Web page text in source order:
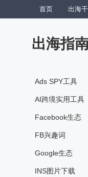
首页 出海
出海指
Ads SPY工具
AI跨境实用工具
Facebook生态
FB兴趣词
Google生态
INS图片下载